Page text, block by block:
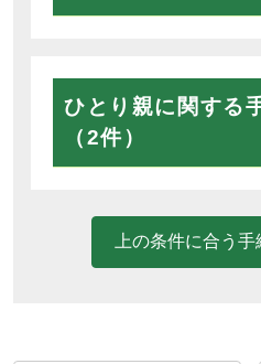
ひとり親に関する
（2件）
上の条件に合う